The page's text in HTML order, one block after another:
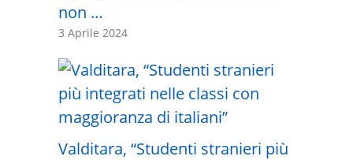
non …
3 Aprile 2024
Valditara, “Studenti stranieri più